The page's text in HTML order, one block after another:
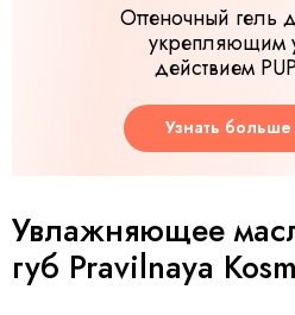
Оттеночный гель
укрепляющим
действием
Узнать больше
Увлажняющее
губ Pravilnaya